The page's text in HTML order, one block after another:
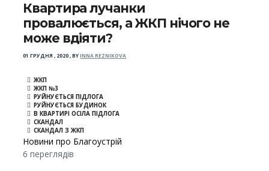
Квартира лучанки
провалюється, а ЖКП нічого не
може вдіяти?
01 ГРУДНЯ , 2020,BYINNA REZNIKOVA
ЖКП
ЖКП №3
РУЙНУЄТЬСЯ ПІДЛОГА
РУЙНУЄТЬСЯ БУДИНОК
В КВАРТИРІ ОСІЛА ПІДЛОГА
СКАНДАЛ
СКАНДАЛ З ЖКП
Новини про Благоустрій
6 переглядів